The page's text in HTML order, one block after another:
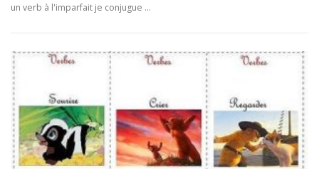
un verb à l'imparfait je conjugue …